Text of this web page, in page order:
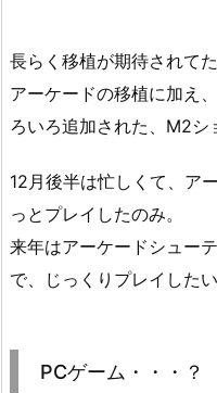
長らく移植が期待されて
アーケードの移植に加え
ろいろ追加された、M2シ
12月後半は忙しくて、ア
っとプレイしたのみ。
来年はアーケードシュー
で、じっくりプレイしたい
PCゲーム・・・？